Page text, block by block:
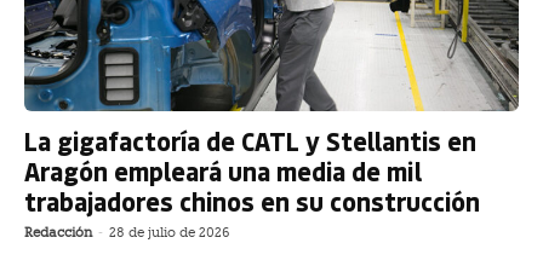
La gigafactoría de CATL y Stellantis en
Aragón empleará una media de mil
trabajadores chinos en su construcción
Redacción - 28 de julio de 2026